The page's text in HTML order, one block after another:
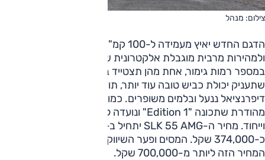
צילום: מנהל
שתעניק יכולת כביש טובה עוד יותר, תודות לכיול מתלים שונה,
דיפרנציאל ננעל ובלמים משופרים. כמו כן תוצע גרסת השקה
מהודרת שתכונה "Edition 1" ונועדה למי שרוצה יותר אבזור
כ-374,000 שקל. המסים ופער השיווק בישראל צפויים לייקר את
המחיר הזה ליותר מ-700,000 שקל.